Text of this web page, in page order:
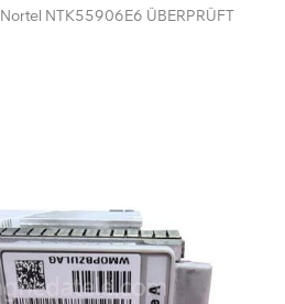
Nortel NTK55906E6 ÜBERPRÜFT